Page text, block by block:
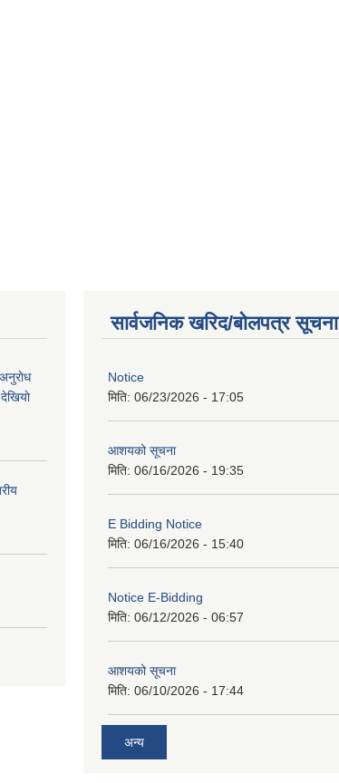
सार्वजनिक खरिद/बोलपत्र सूचना
Notice
मिति: 06/23/2026 - 17:05
आशयको सूचना
मिति: 06/16/2026 - 19:35
E Bidding Notice
मिति: 06/16/2026 - 15:40
Notice E-Bidding
मिति: 06/12/2026 - 06:57
आशयको सूचना
मिति: 06/10/2026 - 17:44
अन्य